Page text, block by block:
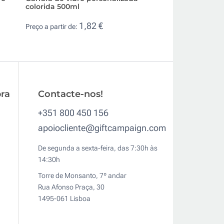
colorida 500ml
Preço a partir de: 1,82 €
Contacte-nos!
+351 800 450 156
apoiocliente@giftcampaign.com
De segunda a sexta-feira, das 7:30h às
14:30h
Torre de Monsanto, 7º andar
Rua Afonso Praça, 30
1495-061 Lisboa